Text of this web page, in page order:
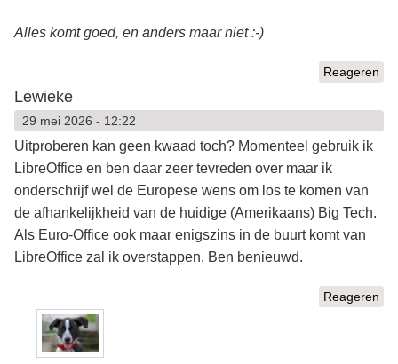
Alles komt goed, en anders maar niet :-)
Reageren
Lewieke
29 mei 2026 - 12:22
Uitproberen kan geen kwaad toch? Momenteel gebruik ik
LibreOffice en ben daar zeer tevreden over maar ik
onderschrijf wel de Europese wens om los te komen van
de afhankelijkheid van de huidige (Amerikaans) Big Tech.
Als Euro-Office ook maar enigszins in de buurt komt van
LibreOffice zal ik overstappen. Ben benieuwd.
Reageren